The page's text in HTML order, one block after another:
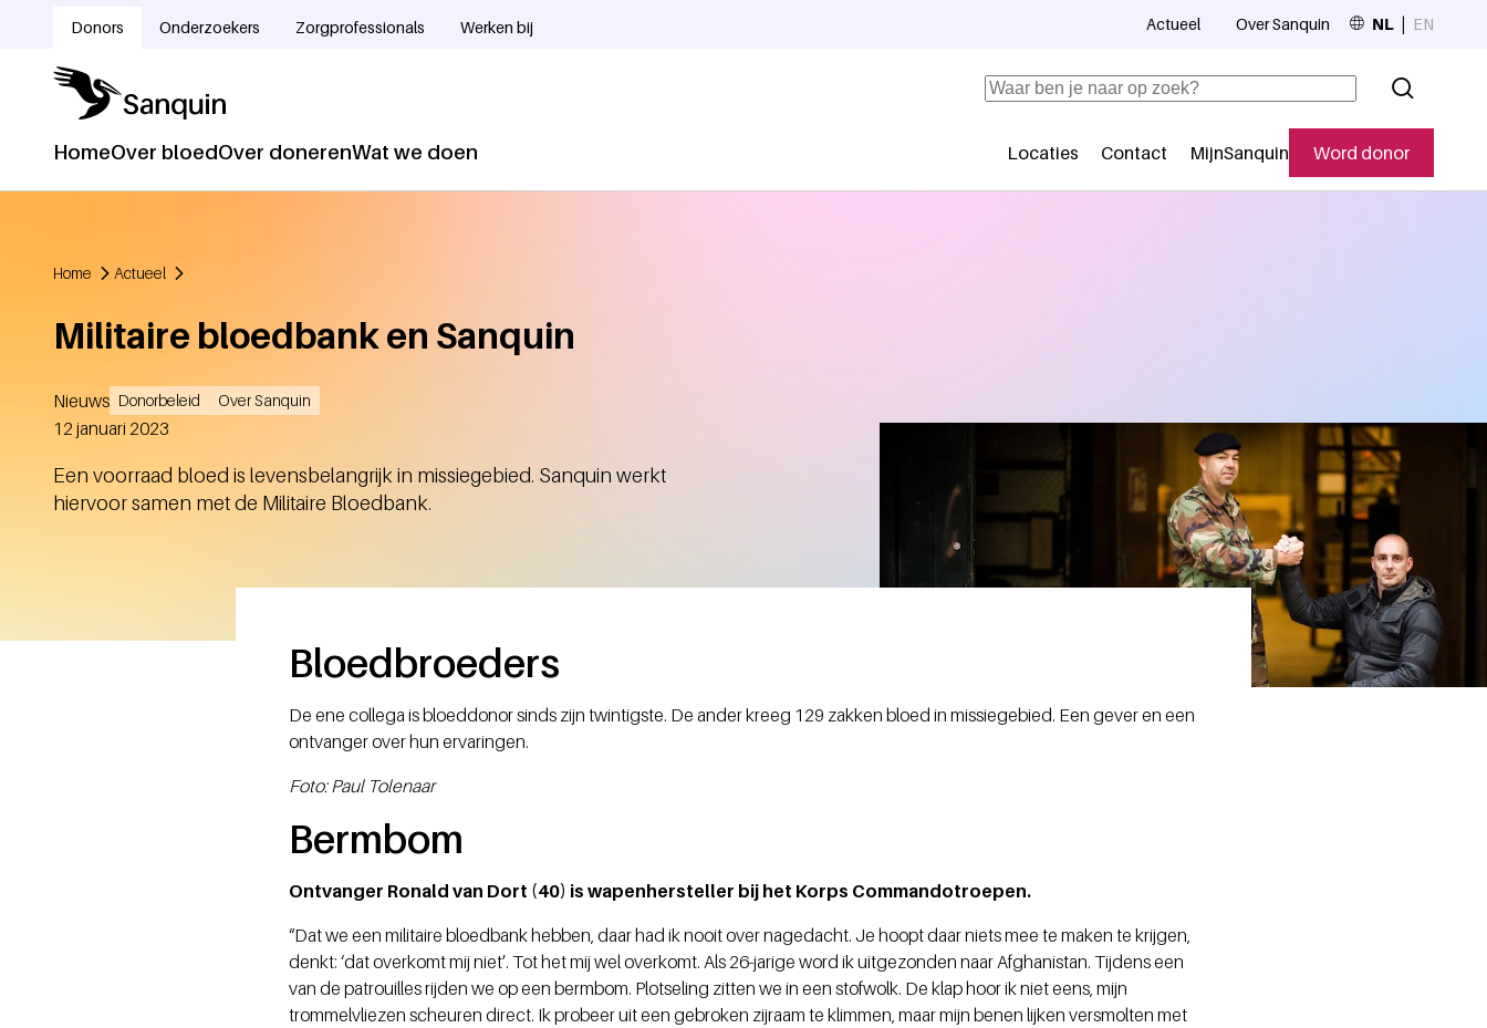
Donors Onderzoekers Zorgprofessionals Werken bij
Hoofdnavigatie
HomeOver bloedOver donerenWat we doen
Secundaire navigatie
Locaties Contact MijnSanquin Word donor
Actueel Over Sanquin NL EN
Zoeken
Home Actueel
Militaire bloedbank en Sanquin
Nieuws Donorbeleid Over Sanquin
Aangemaakt
12 januari 2023
Een voorraad bloed is levensbelangrijk in missiegebied. Sanquin werkt
hiervoor samen met de Militaire Bloedbank.
Bloedbroeders
De ene collega is bloeddonor sinds zijn twintigste. De ander kreeg 129 zakken bloed in missiegebied. Een gever en een
ontvanger over hun ervaringen.
Foto: Paul Tolenaar
Bermbom
Ontvanger Ronald van Dort (40) is wapenhersteller bij het Korps Commandotroepen.
“Dat we een militaire bloedbank hebben, daar had ik nooit over nagedacht. Je hoopt daar niets mee te maken te krijgen,
denkt: ‘dat overkomt mij niet’. Tot het mij wel overkomt. Als 26-jarige word ik uitgezonden naar Afghanistan. Tijdens een
van de patrouilles rijden we op een bermbom. Plotseling zitten we in een stofwolk. De klap hoor ik niet eens, mijn
trommelvliezen scheuren direct. Ik probeer uit een gebroken zijraam te klimmen, maar mijn benen lijken versmolten met